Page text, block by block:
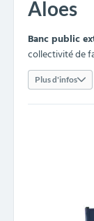
Aloes
Banc public
collectivité de
Plus d'infos